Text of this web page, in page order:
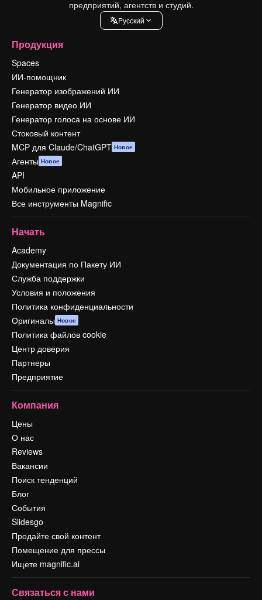
предприятий, агентств и студий.
Pусский
Продукция
Spaces
ИИ-помощник
Генератор изображений ИИ
Генератор видео ИИ
Генератор голоса на основе ИИ
Стоковый контент
MCP для Claude/ChatGPT Новое
Агенты Новое
API
Мобильное приложение
Все инструменты Magnific
Начать
Academy
Документация по Пакету ИИ
Служба поддержки
Условия и положения
Политика конфиденциальности
Оригиналы Новое
Политика файлов cookie
Центр доверия
Партнеры
Предприятие
Компания
Цены
О нас
Reviews
Вакансии
Поиск тенденций
Блог
События
Slidesgo
Продайте свой контент
Помещение для прессы
Ищете magnific.ai
Связаться с нами